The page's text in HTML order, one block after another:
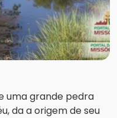
uma grande pedra
da a origem de seu